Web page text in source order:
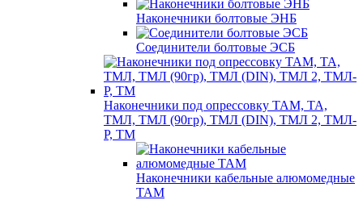
Наконечники болтовые ЭНБ
Соединители болтовые ЭСБ
Наконечники под опрессовку ТАМ, ТА,
ТМЛ, ТМЛ (90гр), ТМЛ (DIN), ТМЛ 2, ТМЛ-
Р, ТМ
Наконечники кабельные алюмомедные
ТАМ